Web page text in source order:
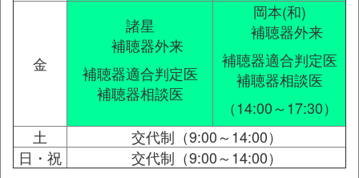
金
諸星
補聴器外来
補聴器適合判定医
補聴器相談医
岡本(和)
補聴器外来
補聴器適合判定医
補聴器相談医
（14:00～17:30）
土
交代制（9:00～14:00）
日・祝
交代制（9:00～14:00）